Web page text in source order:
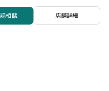
相談 店舗詳細